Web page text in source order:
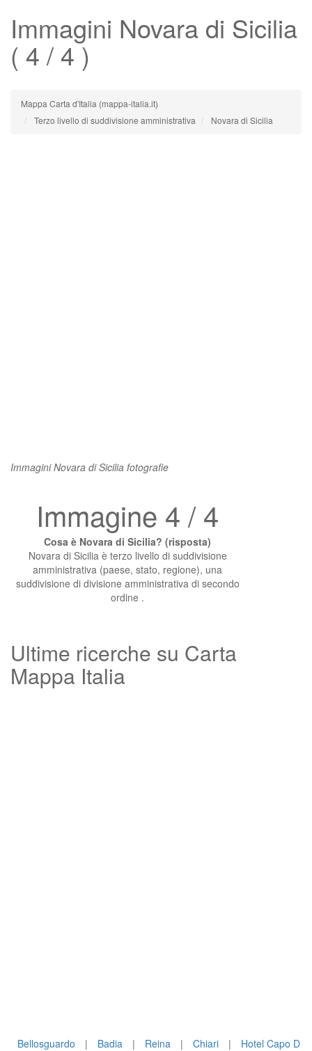
Immagini Novara di Sicilia
( 4 / 4 )
Mappa Carta d'Italia (mappa-italia.it)
Terzo livello di suddivisione amministrativa
Novara di Sicilia
Immagini Novara di Sicilia fotografie
Immagine 4 / 4
Cosa è Novara di Sicilia? (risposta)
Novara di Sicilia è terzo livello di suddivisione
amministrativa (paese, stato, regione), una
suddivisione di divisione amministrativa di secondo
ordine .
Ultime ricerche su Carta
Mappa Italia
Bellosguardo | Badia | Reina | Chiari |
Hotel Capo D